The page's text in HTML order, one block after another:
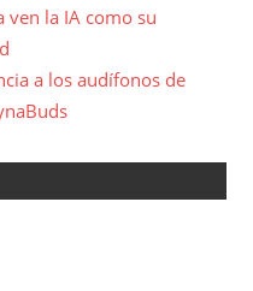
ven la IA como su
a los audífonos de